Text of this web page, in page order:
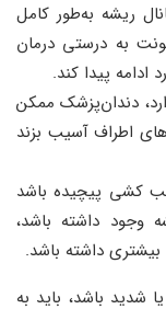
ریشه به‌طور کامل
به درستی درمان
پیدا کند.
دندان‌پزشک ممکن
اطراف آسیب بزند
‌کشی پیچیده باشد
وجود داشته باشد،
داشته باشد.
شدید باشد، باید به